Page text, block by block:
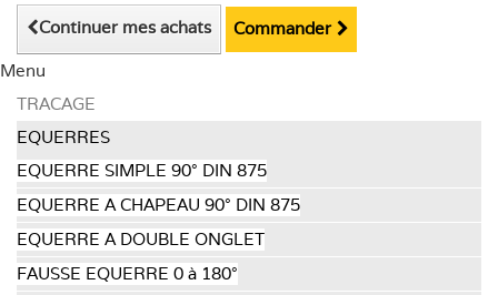
Continuer mes achats
Commander
Menu
TRACAGE
EQUERRES
EQUERRE SIMPLE 90° DIN 875
EQUERRE A CHAPEAU 90° DIN 875
EQUERRE A DOUBLE ONGLET
FAUSSE EQUERRE 0 à 180°